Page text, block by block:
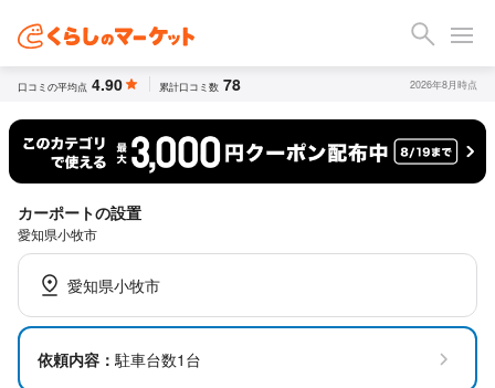
口コミの平均点 4.90 累計口コミ数 78 2026年8月時点
カーポートの設置
愛知県小牧市
愛知県小牧市
依頼内容： 駐車台数1台